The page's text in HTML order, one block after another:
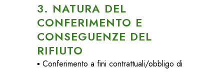
3. NATURA DEL
CONFERIMENTO E
CONSEGUENZE DEL
RIFIUTO
▪ Conferimento a fini contrattuali/obbligo di